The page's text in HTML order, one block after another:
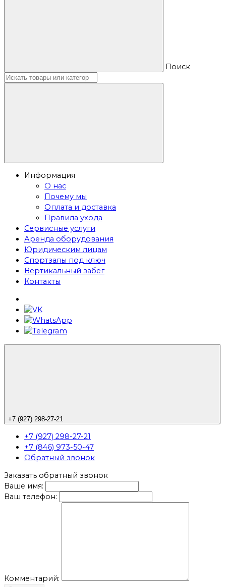
Поиск
Информация
О нас
Почему мы
Оплата и доставка
Правила ухода
Сервисные услуги
Аренда оборудования
Юридическим лицам
Спортзалы под ключ
Вертикальный забег
Контакты
+7 (927) 298-27-21
+7 (927) 298-27-21
+7 (846) 973-50-47
Обратный звонок
Заказать обратный звонок
Ваше имя:
Ваш телефон:
Комментарий: